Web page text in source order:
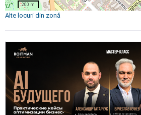
200 m
Alte locuri din zonă